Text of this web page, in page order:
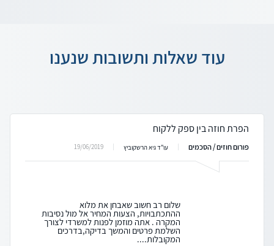
עוד שאלות ותשובות שנענו
הפרת חוזה בין ספק ללקוח
פורום חוזים / הסכמים עו"ד גיא הרשקוביץ 19/06/2019
שלום רב חשוב שאבחן את מלוא
ההתכתבויות, הצעות המחיר אל מול נסיבות
המקרה . אתה מוזמן לפנות למשרדי לצורך
השלמת פרטים והמשך בדיקה,בדרכים
המקובלות....